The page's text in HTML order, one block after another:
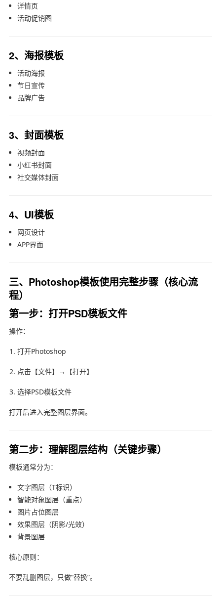
详情页
活动促销图
2、海报模板
活动海报
节日宣传
品牌广告
3、封面模板
视频封面
小红书封面
社交媒体封面
4、UI模板
网页设计
APP界面
三、Photoshop模板使用完整步骤（核心流
程）
第一步：打开PSD模板文件
操作：
打开Photoshop
点击【文件】→【打开】
选择PSD模板文件
打开后进入完整图层界面。
第二步：理解图层结构（关键步骤）
模板通常分为：
文字图层（T标识）
智能对象图层（重点）
图片占位图层
效果图层（阴影/光效）
背景图层
核心原则：
不要乱删图层，只做“替换”。